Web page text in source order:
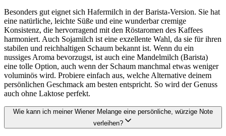
Besonders gut eignet sich Hafermilch in der Barista-Version. Sie hat
eine natürliche, leichte Süße und eine wunderbar cremige
Konsistenz, die hervorragend mit den Röstaromen des Kaffees
harmoniert. Auch Sojamilch ist eine exzellente Wahl, da sie für ihren
stabilen und reichhaltigen Schaum bekannt ist. Wenn du ein
nussiges Aroma bevorzugst, ist auch eine Mandelmilch (Barista)
eine tolle Option, auch wenn der Schaum manchmal etwas weniger
voluminös wird. Probiere einfach aus, welche Alternative deinem
persönlichen Geschmack am besten entspricht. So wird der Genuss
auch ohne Laktose perfekt.
Wie kann ich meiner Wiener Melange eine persönliche, würzige Note
verleihen?